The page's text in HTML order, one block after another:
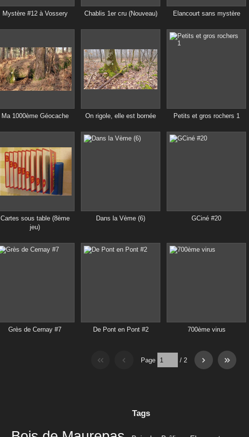
Mystère #12 à Vossery Chablis 1er cru (Nouveau) Elancourt sans mystère
Ma 1000ème Géocache On rigole, elle est bornée Petits et gros rochers 1
Cartes sous table (8ème
jeu)
Dans la Vème (6) GCiné #20
Grès de Cernay #7 De Pont en Pont #2 700ème virus
Page / 2
Tags